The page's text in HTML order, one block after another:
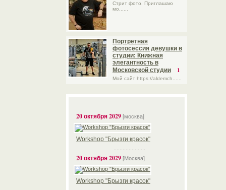
Стрит фото. Приглашаю
мо......
Портретная
фотосессия девушки в
студии: Книжная
элегантность в
Московской студии
1
Мой сайт https://aldemch......
20 октября 2029 [москва]
Workshop "Брызги красок"
20 октября 2029 [Москва]
Workshop "Брызги красок"